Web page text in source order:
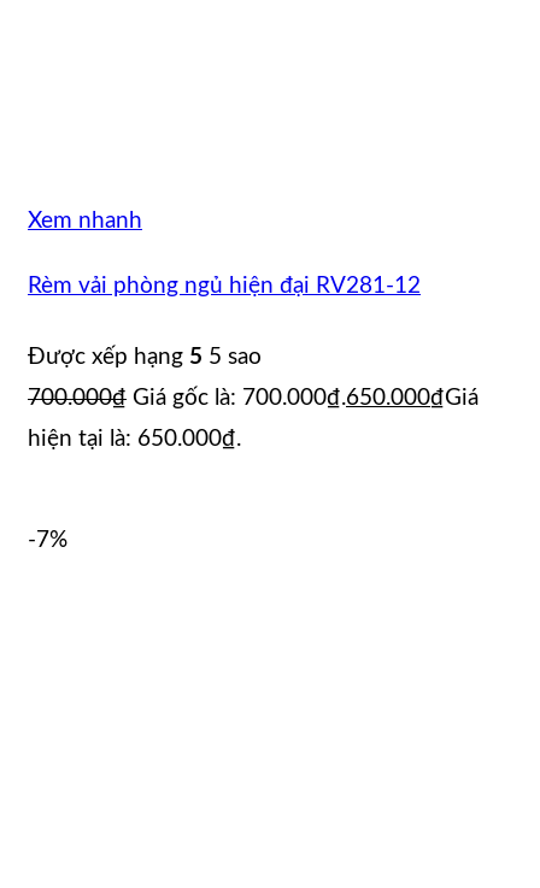
Xem nhanh
Rèm vải phòng ngủ hiện đại RV281-12
Được xếp hạng 5 5 sao
700.000₫ Giá gốc là: 700.000₫.650.000₫Giá
hiện tại là: 650.000₫.
-7%